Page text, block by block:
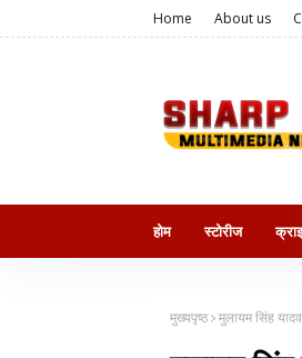
Home About us
होम स्टोरीज
मुख्यपृष्ठ मुलायम सिंह